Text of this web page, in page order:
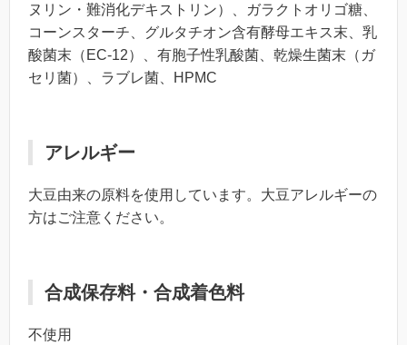
ヌリン・難消化デキストリン）、ガラクトオリゴ糖、
コーンスターチ、グルタチオン含有酵母エキス末、乳
酸菌末（EC-12）、有胞子性乳酸菌、乾燥生菌末（ガ
セリ菌）、ラブレ菌、HPMC
アレルギー
大豆由来の原料を使用しています。大豆アレルギーの
方はご注意ください。
合成保存料・合成着色料
不使用